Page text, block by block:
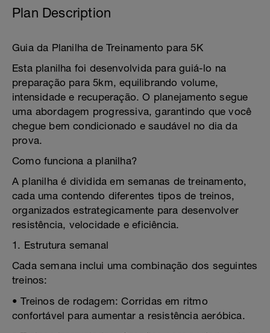
Plan Description
Guia da Planilha de Treinamento para 5K
Esta planilha foi desenvolvida para guiá-lo na
preparação para 5km, equilibrando volume,
intensidade e recuperação. O planejamento segue
uma abordagem progressiva, garantindo que você
chegue bem condicionado e saudável no dia da
prova.
Como funciona a planilha?
A planilha é dividida em semanas de treinamento,
cada uma contendo diferentes tipos de treinos,
organizados estrategicamente para desenvolver
resistência, velocidade e eficiência.
1. Estrutura semanal
Cada semana inclui uma combinação dos seguintes
treinos:
• Treinos de rodagem: Corridas em ritmo
confortável para aumentar a resistência aeróbica.